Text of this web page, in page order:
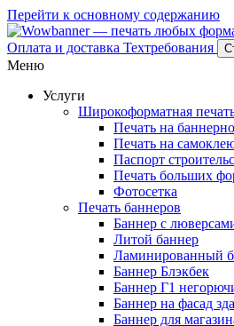
Перейти к основному содержанию
Оплата и доставка Техтребования
Меню
Услуги
Широкоформатная
Печать на
Печать на
Паспорт
Печать больших
Фотосетка
Печать баннеров
Баннер с
Литой баннер
Ламинированный
Баннер Блэкбек
Баннер Г1
Баннер на фасад
Баннер для